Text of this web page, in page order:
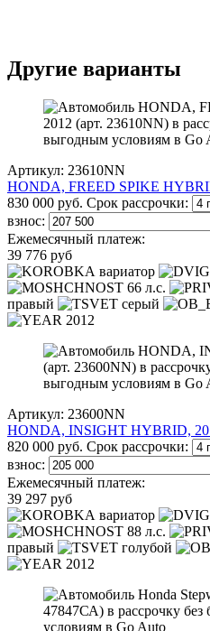
Другие варианты
Артикул: 23610NN
HONDA, FREED SPIKE
830 000 руб. Срок рассрочки:
взнос:
Ежемесячный платеж:
39 776 руб
вариатор
66 л.с.
правый
серый
2012
Артикул: 23600NN
HONDA, INSIGHT HYBRID,
820 000 руб. Срок рассрочки:
взнос:
Ежемесячный платеж:
39 297 руб
вариатор
88 л.с.
правый
голубой
2012